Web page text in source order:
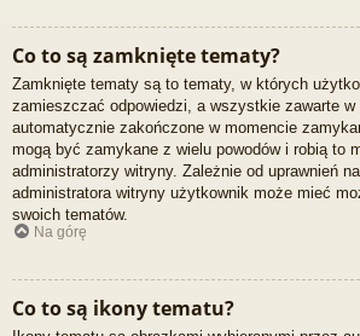
Co to są zamknięte tematy?
Zamknięte tematy są to tematy, w których
zamieszczać odpowiedzi, a wszystkie zawarte w
automatycznie zakończone w momencie
mogą być zamykane z wielu powodów i robią to
administratorzy witryny. Zależnie od uprawnień
administratora witryny użytkownik może mieć
swoich tematów.
Na górę
Co to są ikony tematu?